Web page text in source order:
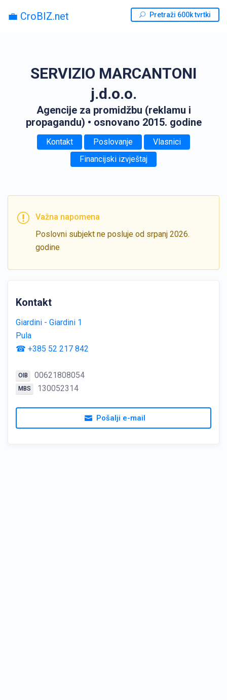
💼 CroBIZ.net Pretraži 600k tvrtki
SERVIZIO MARCANTONI
j.d.o.o.
Agencije za promidžbu (reklamu i
propagandu) • osnovano 2015. godine
Kontakt Poslovanje
Vlasnici
Financijski izvještaj
Važna napomena
Poslovni subjekt ne posluje od srpanj 2026.
godine
Kontakt
Giardini - Giardini 1
Pula
☎ +385 52 217 842
OIB 00621808054
MBS 130052314
Pošalji e-mail